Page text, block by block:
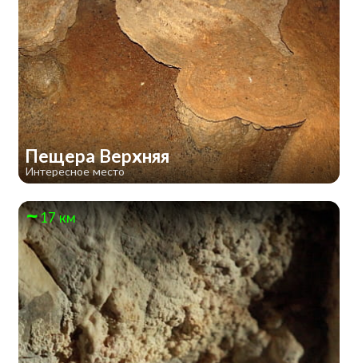
Пещера Верхняя
Интересное место
17 км